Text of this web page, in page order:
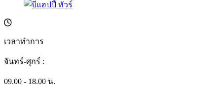
เวลาทำการ
จันทร์-ศุกร์ :
09.00 - 18.00 น.